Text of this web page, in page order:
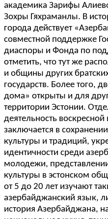
академика Зарифы
Зохры Гяхраманлы. В
города действует
совместной поддержке
диаспоры и Фонда по
отметить, что тут же
и общины других
государств. Более того,
дома» открыты и для
территории Эстонии.
деятельность
заключается в
культуры и традиций,
идентичности среди
молодежи,
культуры в эстонском
от 5 до 20 лет изучают
азербайджанский язык,
история Азербайджана,